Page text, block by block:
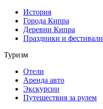
История
Города Кипра
Деревни Кипра
Праздники и фестивали
Туризм
Отели
Аренда авто
Экскурсии
Путешествия за рулем